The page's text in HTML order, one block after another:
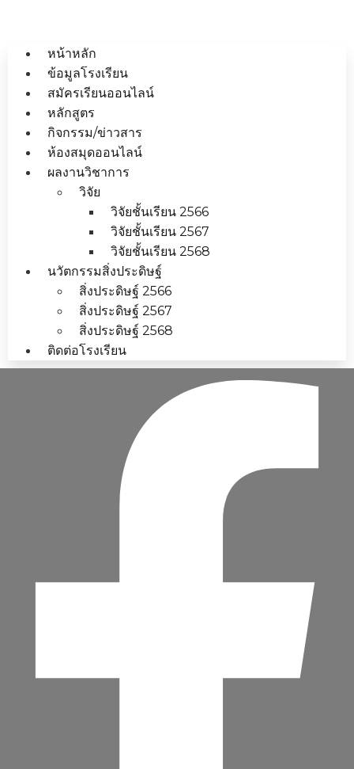
หน้าหลัก
ข้อมูลโรงเรียน
สมัครเรียนออนไลน์
หลักสูตร
กิจกรรม/ข่าวสาร
ห้องสมุดออนไลน์
ผลงานวิชาการ
วิจัย
วิจัยชั้นเรียน 2566
วิจัยชั้นเรียน 2567
วิจัยชั้นเรียน 2568
นวัตกรรมสิ่งประดิษฐ์
สิ่งประดิษฐ์ 2566
สิ่งประดิษฐ์ 2567
สิ่งประดิษฐ์ 2568
ติดต่อโรงเรียน